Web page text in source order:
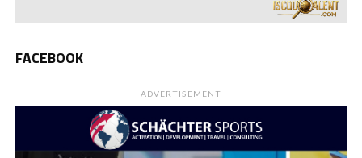
FACEBOOK
ADVERTISEMENT